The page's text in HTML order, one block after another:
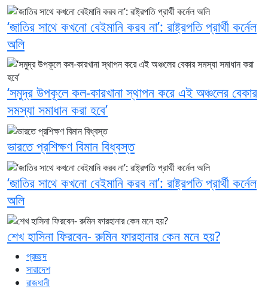
প্রচ্ছদ
সারাদেশ
রাজধানী
‘জাতির সাথে কখনো বেইমানি করব না’: রাষ্ট্রপতি প্রার্থী কর্নেল
অলি
‘সমুদ্র উপকূলে কল-কারখানা স্থাপন করে এই অঞ্চলের বেকার
সমস্যা সমাধান করা হবে’
ভারতে প্রশিক্ষণ বিমান বিধ্বস্ত
‘জাতির সাথে কখনো বেইমানি করব না’: রাষ্ট্রপতি প্রার্থী কর্নেল
অলি
শেখ হাসিনা ফিরবেন- রুমিন ফারহানার কেন মনে হয়?